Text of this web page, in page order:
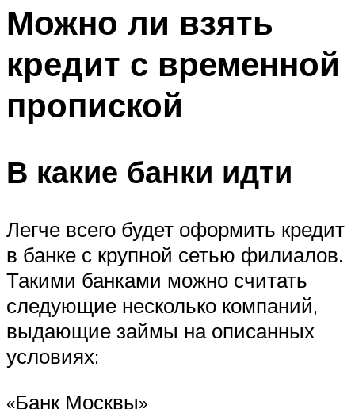
Можно ли взять
кредит с временной
пропиской
В какие банки идти
Легче всего будет оформить кредит
в банке с крупной сетью филиалов.
Такими банками можно считать
следующие несколько компаний,
выдающие займы на описанных
условиях:
«Банк Москвы»